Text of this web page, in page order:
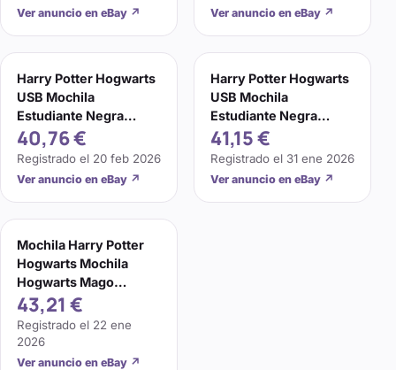
Ver anuncio en eBay ↗ Ver anuncio en eBay ↗
Harry Potter Hogwarts
USB Mochila
Estudiante Negra
Bolso Escolar Hombres
Viaje Laptop Bolso
40,76 €
Registrado el 20 feb 2026
Ver anuncio en eBay ↗
Harry Potter Hogwarts
USB Mochila
Estudiante Negra
Bolso Escolar Hombres
Viaje Laptop Bolso
41,15 €
Registrado el 31 ene 2026
Ver anuncio en eBay ↗
Mochila Harry Potter
Hogwarts Mochila
Hogwarts Mago
Mágico
43,21 €
Registrado el 22 ene
2026
Ver anuncio en eBay ↗